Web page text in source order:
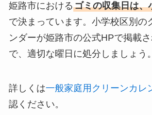
姫路市におけるゴミの収集日は、
で決まっています。小学校区別の
ンダーが姫路市の公式HPで掲載
で、適切な曜日に処分しましょう。
詳しくは一般家庭用クリーンカレ
認ください。